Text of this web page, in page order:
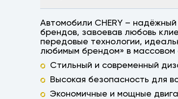
Автомобили CHERY –
брендов, завоевав любовь
передовые технологии,
любимым брендом» в массовом
Стильный и современный
Высокая безопасность для
Экономичные и мощные